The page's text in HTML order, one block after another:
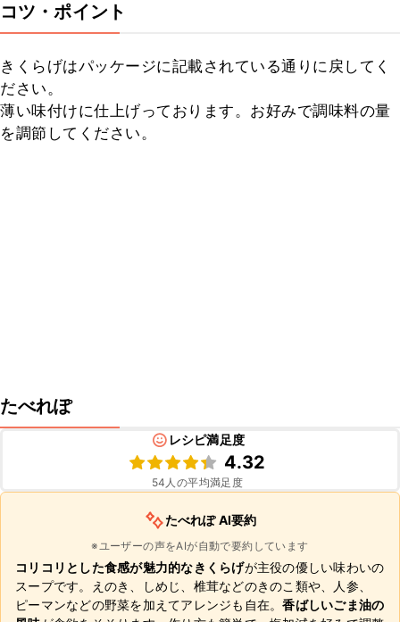
コツ・ポイント
きくらげはパッケージに記載されている通りに戻してく
ださい。
薄い味付けに仕上げっております。お好みで調味料の量
を調節してください。
たべれぽ
レシピ満足度
4.32
54 人の平均満足度
たべれぽ AI要約
※ユーザーの声をAIが自動で要約しています
コリコリとした食感が魅力的なきくらげが主役の優しい味わいの
スープです。えのき、しめじ、椎茸などのきのこ類や、人参、
ピーマンなどの野菜を加えてアレンジも自在。香ばしいごま油の